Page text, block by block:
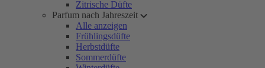
Zitrische Düfte
Parfum nach Jahreszeit
Alle anzeigen
Frühlingsdüfte
Herbstdüfte
Sommerdüfte